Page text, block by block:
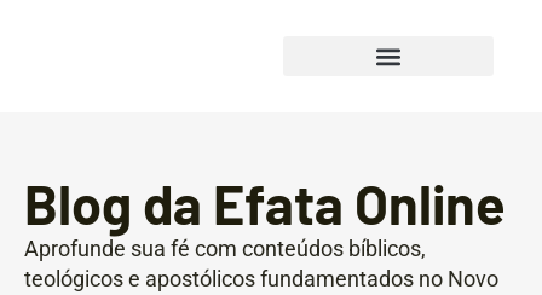
Blog da Efata Online
Aprofunde sua fé com conteúdos bíblicos,
teológicos e apostólicos fundamentados no Novo